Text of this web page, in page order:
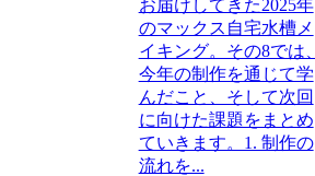
お届けしてきた2025年
のマックス自宅水槽メ
イキング。その8では、
今年の制作を通じて学
んだこと、そして次回
に向けた課題をまとめ
ていきます。1. 制作の
流れを...